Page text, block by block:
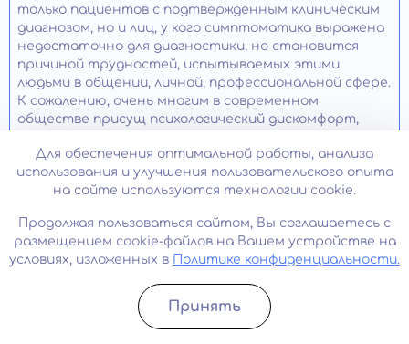
только пациентов с подтвержденным клиническим
диагнозом, но и лиц, у кого симптоматика выражена
недостаточно для диагностики, но становится
причиной трудностей, испытываемых этими
людьми в общении, личной, профессиональной сфере.
К сожалению, очень многим в современном
обществе присущ психологический дискомфорт,
неудовлетворенность собой, качеством своей
жизни.
важен анализ факторов психосоциального
характера, влияющих на человека с первых дней
жизни. Важен даже младенческий период – если в это
психобиологические потребности, это становится
препятствием к развитию нормальной
Записатьcя
Для обеспечения оптимальной работы, анализа
использования и улучшения пользовательского опыта
на сайте используются технологии cookie.
Продолжая пользоваться сайтом, Вы соглашаетесь с
размещением cookie-файлов на Вашем устройстве на
условиях, изложенных в
Политике конфиденциальности.
Принять